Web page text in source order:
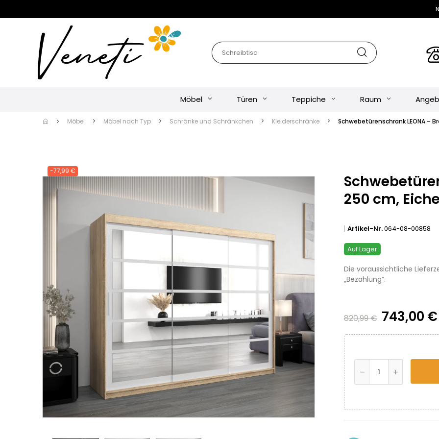
Möbel Türen Teppiche Raum
Möbel Möbel nach Typ Schränke und Schränkchen Kleiderschränke Schwebetürenschrank LEONA –
-77,99 €
250 cm,
Artikel-Nr.064-08-00858
Auf Lager
Die voraussichtliche
„Bezahlung“.
820,99 € 743,00